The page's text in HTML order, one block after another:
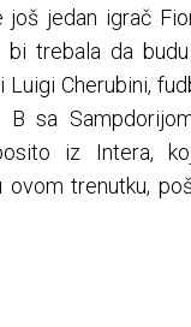
jedan igrač
bi trebala da
Luigi Cherubini,
B sa
iz Intera,
ovom trenutku,